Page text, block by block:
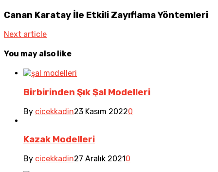
Canan Karatay İle Etkili Zayıflama Yöntemleri
Next article
You may also like
Birbirinden Şık Şal Modelleri
By cicekkadin23 Kasım 20220
Kazak Modelleri
By cicekkadin27 Aralık 20210